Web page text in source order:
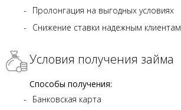
Пролонгация на выгодных условиях
Снижение ставки надежным клиентам
Условия получения займа
Способы получения:
Банковская карта